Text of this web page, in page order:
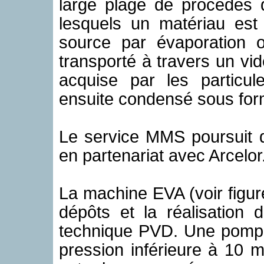
large plage de
lesquels un matériau
source par évaporation
transporté à travers un
acquise par les
ensuite condensé sous
Le service MMS poursuit
en partenariat avec
La machine EVA (voir
dépôts et la réalisation
technique PVD. Une
pression inférieure à 10